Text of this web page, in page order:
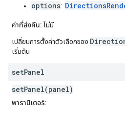
options:
ค่าที่ส่งคืน: ไม่มี
เปลี่ยนการตั้งค่าตัวเลือกของ
เริ่มต้น
setPanel
setPanel(panel)
พารามิเตอร์: